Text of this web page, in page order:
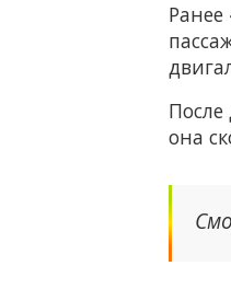
она